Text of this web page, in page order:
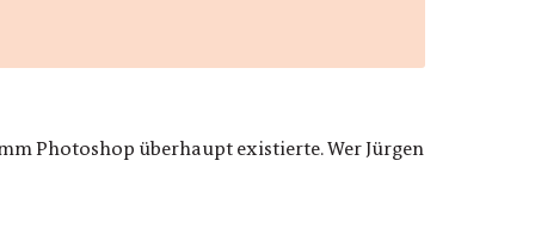
Photoshop überhaupt existierte. Wer Jürgen